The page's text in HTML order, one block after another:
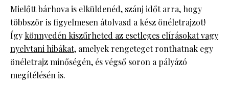
Mielőtt bárhova is elküldenéd, szánj időt arra, hogy
többször is figyelmesen átolvasd a kész önéletrajzot!
Így könnyedén kiszűrheted az esetleges elírásokat vagy
nyelvtani hibákat, amelyek rengeteget ronthatnak egy
önéletrajz minőségén, és végső soron a pályázó
megítélésén is.